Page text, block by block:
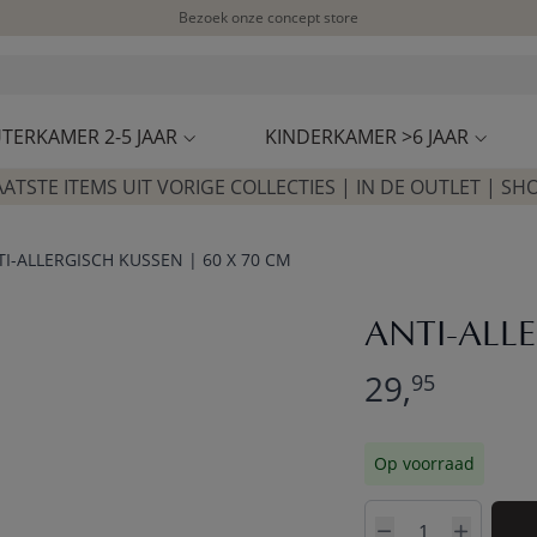
Bezoek onze concept store
2-5 JAAR KINDERKAMER >6 JAAR
ITEMS UIT VORIGE COLLECTIES | IN DE OUTLET |
ALLERGISCH KUSSEN | 60 X 70 CM
ANTI-
29,95
Op voorraad